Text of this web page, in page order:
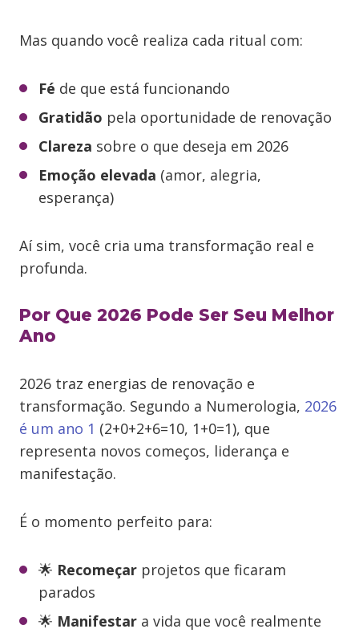
Mas quando você realiza cada ritual com:
Fé de que está funcionando
Gratidão pela oportunidade de renovação
Clareza sobre o que deseja em 2026
Emoção elevada (amor, alegria,
esperança)
Aí sim, você cria uma transformação real e
profunda.
Por Que 2026 Pode Ser Seu Melhor
Ano
2026 traz energias de renovação e
transformação. Segundo a Numerologia, 2026
é um ano 1 (2+0+2+6=10, 1+0=1), que
representa novos começos, liderança e
manifestação.
É o momento perfeito para:
🌟 Recomeçar projetos que ficaram
parados
🌟 Manifestar a vida que você realmente